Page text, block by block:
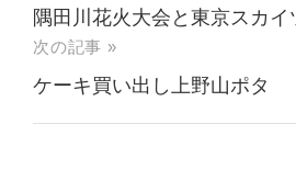
隅田川花火大会と東京スカイ
次の記事 »
ケーキ買い出し上野山ポタ